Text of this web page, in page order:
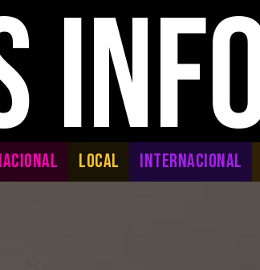
LOCAL INTERNACIONAL